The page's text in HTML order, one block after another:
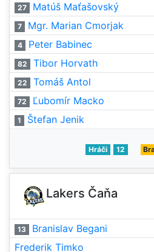
27 Matúš Maťašovský
7 Mgr. Marian Cmorjak
4 Peter Babinec
82 Tibor Horvath
22 Tomáš Antol
72 Ľubomír Macko
1 Štefan Jenik
Hráči 12
Lakers Čaňa
13
Branislav Begani
Frederik Timko